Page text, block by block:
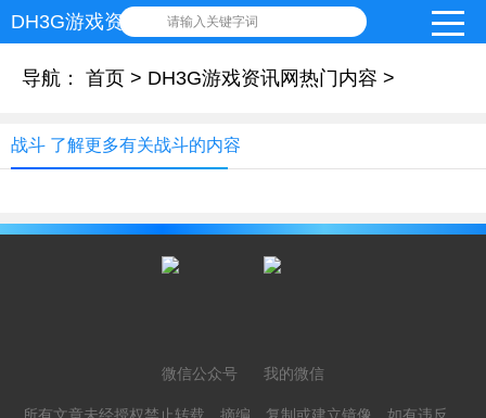
DH3G游戏资讯网 请输入关键字词
导航： 首页 > DH3G游戏资讯网热门内容 >
战斗 了解更多有关战斗的内容
微信公众号 我的微信